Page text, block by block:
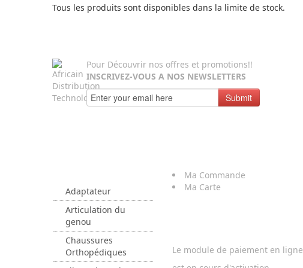
Tous les produits sont disponibles dans la limite de stock.
Pour Découvrir nos offres et promotions!!
INSCRIVEZ-VOUS A NOS NEWSLETTERS
Submit
Adaptateur
Articulation du
genou
Chaussures
Orthopédiques
Ma Commande
Ma Carte
Le module de paiement en ligne